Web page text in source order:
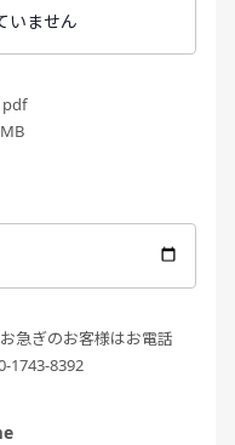
いません
pdf
急ぎのお客様はお電話
1743-8392